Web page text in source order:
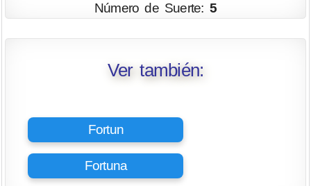
Número de Suerte: 5
Ver también:
Fortun
Fortuna